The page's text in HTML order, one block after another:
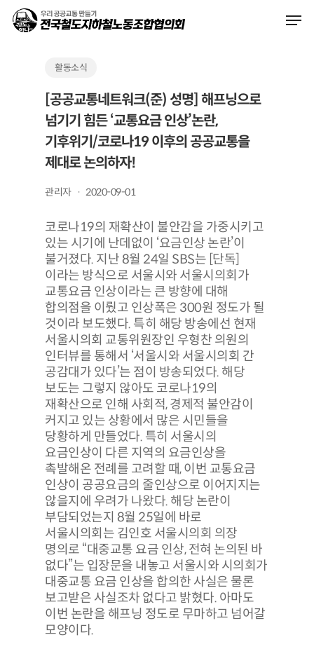
활동소식
[공공교통네트워크(준) 성명] 해프닝으로
넘기기 힘든 ‘교통요금 인상’논란,
기후위기/코로나19 이후의 공공교통을
제대로 논의하자!
관리자 2020-09-01
코로나19의 재확산이 불안감을 가중시키고
있는 시기에 난데없이 ‘요금인상 논란’이
불거졌다. 지난 8월 24일 SBS는 [단독]
이라는 방식으로 서울시와 서울시의회가
교통요금 인상이라는 큰 방향에 대해
합의점을 이뤘고 인상폭은 300원 정도가 될
것이라 보도했다. 특히 해당 방송에선 현재
서울시의회 교통위원장인 우형찬 의원의
인터뷰를 통해서 ‘서울시와 서울시의회 간
공감대가 있다’는 점이 방송되었다. 해당
보도는 그렇지 않아도 코로나19의
재확산으로 인해 사회적, 경제적 불안감이
커지고 있는 상황에서 많은 시민들을
당황하게 만들었다. 특히 서울시의
요금인상이 다른 지역의 요금인상을
촉발해온 전례를 고려할 때, 이번 교통요금
인상이 공공요금의 줄인상으로 이어지지는
않을지에 우려가 나왔다. 해당 논란이
부담되었는지 8월 25일에 바로
서울시의회는 김인호 서울시의회 의장
명의로 “대중교통 요금 인상, 전혀 논의된 바
없다”는 입장문을 내놓고 서울시와 시의회가
대중교통 요금 인상을 합의한 사실은 물론
보고받은 사실조차 없다고 밝혔다. 아마도
이번 논란을 해프닝 정도로 무마하고 넘어갈
모양이다.